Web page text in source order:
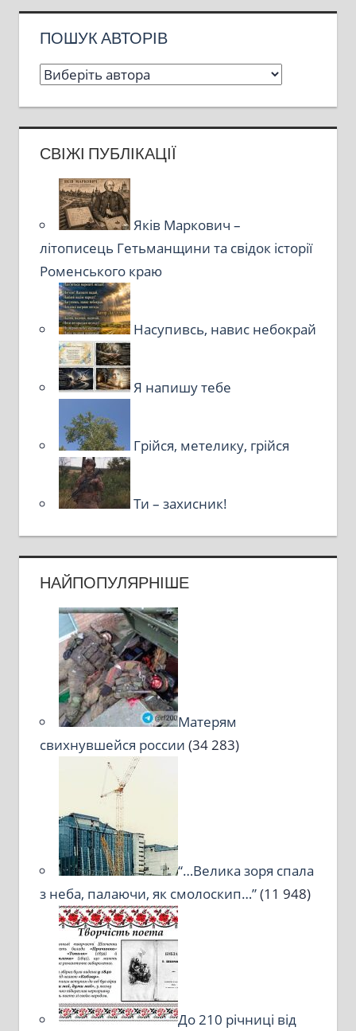
ПОШУК АВТОРІВ
СВІЖІ ПУБЛІКАЦІЇ
Яків Маркович –
літописець Гетьманщини та свідок історії
Роменського краю
Насупивсь, навис небокрай
Я напишу тебе
Грійся, метелику, грійся
Ти – захисник!
НАЙПОПУЛЯРНІШЕ
Матерям
свихнувшейся россии (34 283)
“…Велика зоря спала
з неба, палаючи, як смолоскип…”(11 948)
До 210 річниці від